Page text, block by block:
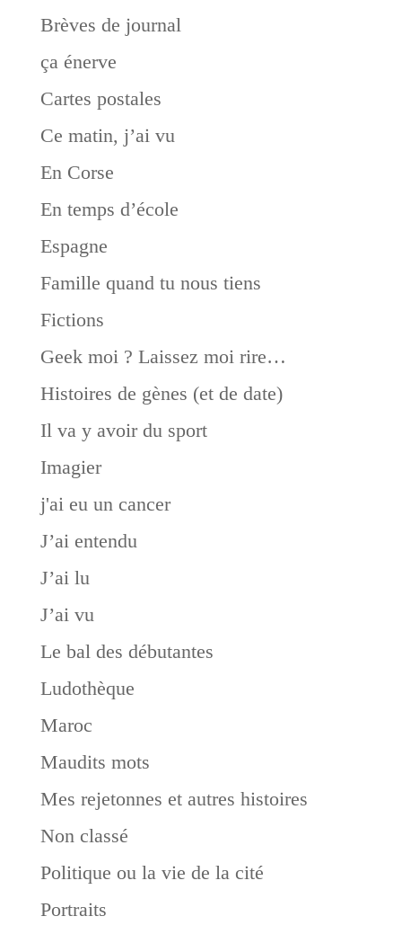
Brèves de journal
ça énerve
Cartes postales
Ce matin, j’ai vu
En Corse
En temps d’école
Espagne
Famille quand tu nous tiens
Fictions
Geek moi ? Laissez moi rire…
Histoires de gènes (et de date)
Il va y avoir du sport
Imagier
j'ai eu un cancer
J’ai entendu
J’ai lu
J’ai vu
Le bal des débutantes
Ludothèque
Maroc
Maudits mots
Mes rejetonnes et autres histoires
Non classé
Politique ou la vie de la cité
Portraits